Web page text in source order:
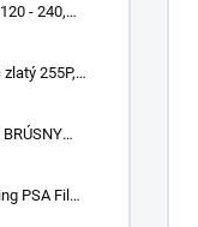
- 240,
v
PSA Film
37 mm